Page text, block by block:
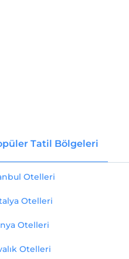
Tatil Bölgeleri
Otelleri
Otelleri
Otelleri
Otelleri